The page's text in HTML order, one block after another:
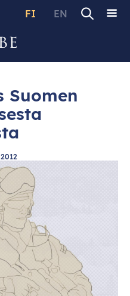
FI EN
Suomen